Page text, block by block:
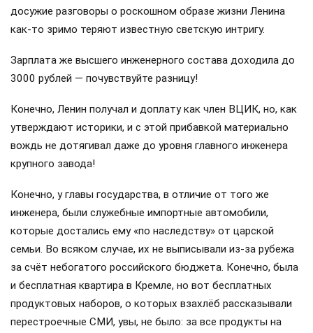
досужие разговоры о роскошном образе жизни Ленина
как-то зримо теряют известную светскую интригу.
Зарплата же высшего инженерного состава доходила до
3000 рублей — почувствуйте разницу!
Конечно, Ленин получал и доплату как член ВЦИК, но, как
утверждают историки, и с этой прибавкой материально
вождь не дотягивал даже до уровня главного инженера
крупного завода!
Конечно, у главы государства, в отличие от того же
инженера, были служебные импортные автомобили,
которые достались ему «по наследству» от царской
семьи. Во всяком случае, их не выписывали из-за рубежа
за счёт небогатого российского бюджета. Конечно, была
и бесплатная квартира в Кремле, но вот бесплатных
продуктовых наборов, о которых взахлёб рассказывали
перестроечные СМИ, увы, не было: за все продукты на